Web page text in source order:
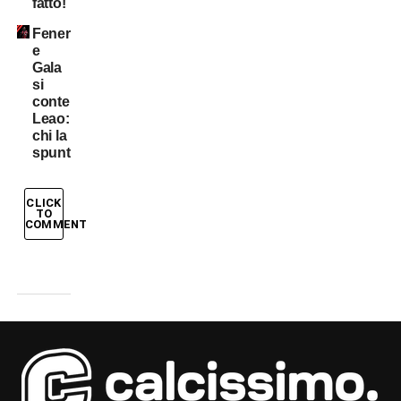
fatto!
Fener
e
Gala
si
contendono
Leao:
chi la
spunta?
CLICK
TO
COMMENT